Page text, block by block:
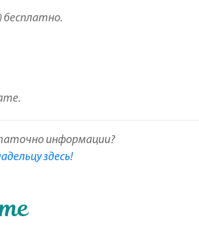
бесплатно.
информации?
здесь!